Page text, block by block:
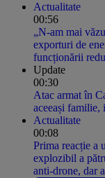
Actualitate
00:56
„N-am mai
exporturi de
funcționării
Update
00:30
Atac armat în
aceeași familie,
Actualitate
00:08
Prima reacție a
explozibil a
anti-drone, dar